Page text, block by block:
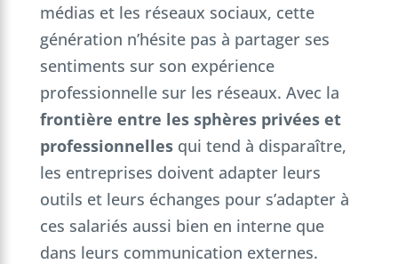
médias et les réseaux sociaux, cette
génération n’hésite pas à partager ses
sentiments sur son expérience
professionnelle sur les réseaux. Avec la
frontière entre les sphères privées et
professionnellesqui tend à disparaître,
les entreprises doivent adapter leurs
outils et leurs échanges pour s’adapter à
ces salariés aussi bien en interne que
dans leurs communication externes.